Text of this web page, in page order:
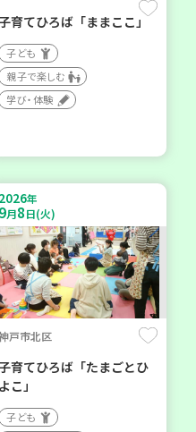
育てひろば「ままここ」
子ども
親子で楽しむ
学び・体験
2026年
9月8日(火)
戸市北区
育てひろば「たまごとひ
よこ」
子ども